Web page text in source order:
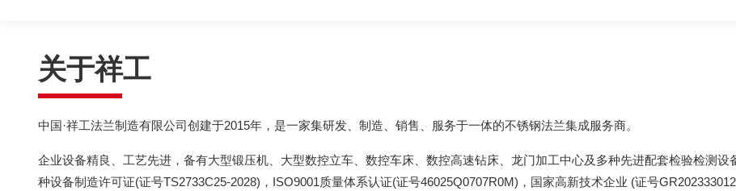
关于祥工
中国·祥工法兰制造有限公司创建于2015年，是一家集研发、制造、销售、服务于一体的不锈钢法兰集成服务商。
企业设备精良、工艺先进，备有大型锻压机、大型数控立车、数控车床、数控高速钻床、龙门加工中心及多种先进配套检验检测
种设备制造许可证(证号TS2733C25-2028)，ISO9001质量体系认证(证号46025Q0707R0M)，国家高新技术企业 (证号